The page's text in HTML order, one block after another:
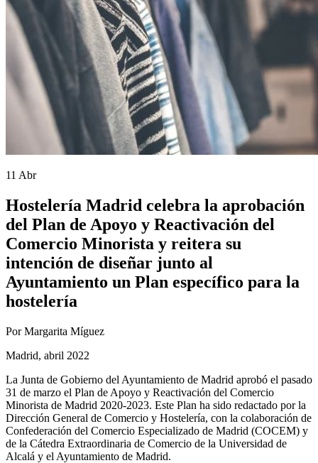
11 Abr
Hostelería Madrid celebra la aprobación
del Plan de Apoyo y Reactivación del
Comercio Minorista y reitera su
intención de diseñar junto al
Ayuntamiento un Plan específico para la
hostelería
Por Margarita Míguez
Madrid, abril 2022
La Junta de Gobierno del Ayuntamiento de Madrid aprobó el pasado
31 de marzo el Plan de Apoyo y Reactivación del Comercio
Minorista de Madrid 2020-2023. Este Plan ha sido redactado por la
Dirección General de Comercio y Hostelería, con la colaboración de
Confederación del Comercio Especializado de Madrid (COCEM) y
de la Cátedra Extraordinaria de Comercio de la Universidad de
Alcalá y el Ayuntamiento de Madrid.